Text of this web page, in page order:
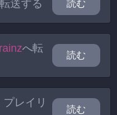
送する 読む
へ転
読む
プレイリ
読む